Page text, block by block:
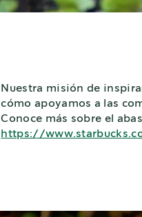
Nuestra misión de
cómo apoyamos a las
Conoce más sobre el
https://